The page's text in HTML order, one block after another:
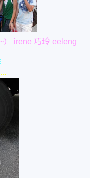
） irene 巧玲 eeleng